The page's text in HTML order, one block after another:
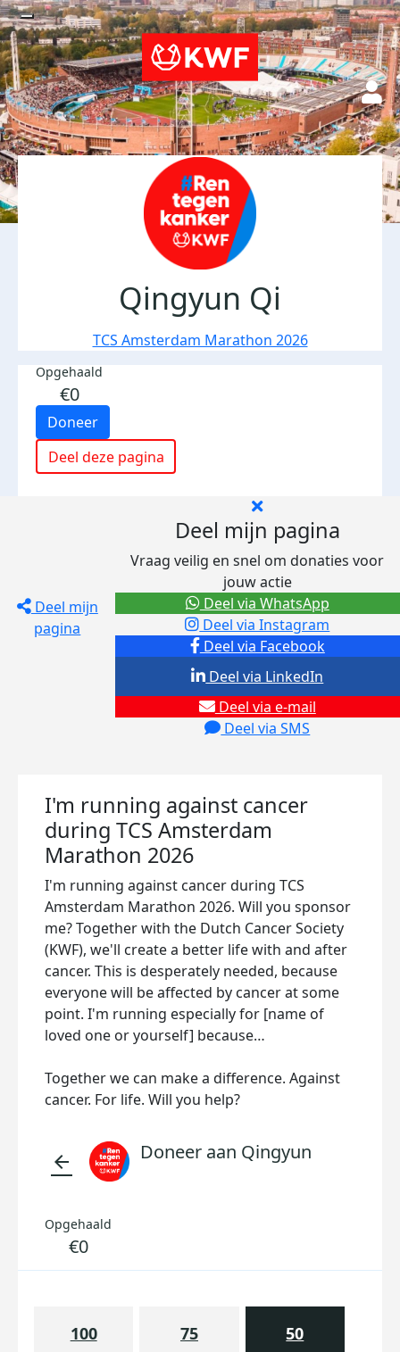
Qingyun Qi
TCS Amsterdam Marathon 2026
Opgehaald
€0
Doneer
Deel deze pagina
Deel mijn
pagina
Deel mijn pagina
Vraag veilig en snel om donaties voor
jouw actie
Deel via Facebook
Deel via Instagram
Deel via e-mail
Deel via SMS
Deel via LinkedIn
Deel via WhatsApp
I'm running against cancer
during TCS Amsterdam
Marathon 2026
I'm running against cancer during TCS
Amsterdam Marathon 2026. Will you sponsor
me? Together with the Dutch Cancer Society
(KWF), we'll create a better life with and after
cancer. This is desperately needed, because
everyone will be affected by cancer at some
point. I'm running especially for [name of
loved one or yourself] because…
Together we can make a difference. Against
cancer. For life. Will you help?
arrow_back Doneer aan Qingyun
Opgehaald
€0
100 75 50